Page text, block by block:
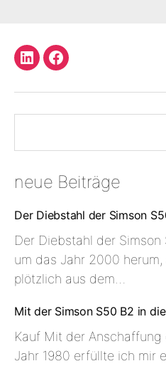
LinkedInFacebook
neue Beiträge
Der Diebstahl der Simson
Der Diebstahl der
um das Jahr 2000
plötzlich aus dem…
Mit der Simson S50 B2 in
Kauf Mit der Anschaffung
Jahr 1980 erfüllte ich mir